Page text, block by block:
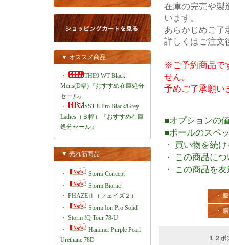
▼ オススメ商品
・
THE9 WT Black
Mens(D幅)『おすすめ在庫処分
セール』
・
SST 8 Pro Black/Grey
Ladies（Ｂ幅）『おすすめ在庫
処分セール』
▼ 売れ筋商品
・
Storm Concept
・
Storm Bionic
・ PHAZEⅡ（フェイズ２）
・
Storm Ion Pro Solid
・ Storm !Q Tour 78-U
・
Hammer Purple Pearl
Urethane 78D
在庫の完売や製
います。
あらかじめご了
詳しくはご注文
※ご予約商品で
せん。
予めご了承願い
■オプションの
■ボールのスペ
・ 買い物を続け
・
この商品に
・
この商品を
・
・
１２ポ